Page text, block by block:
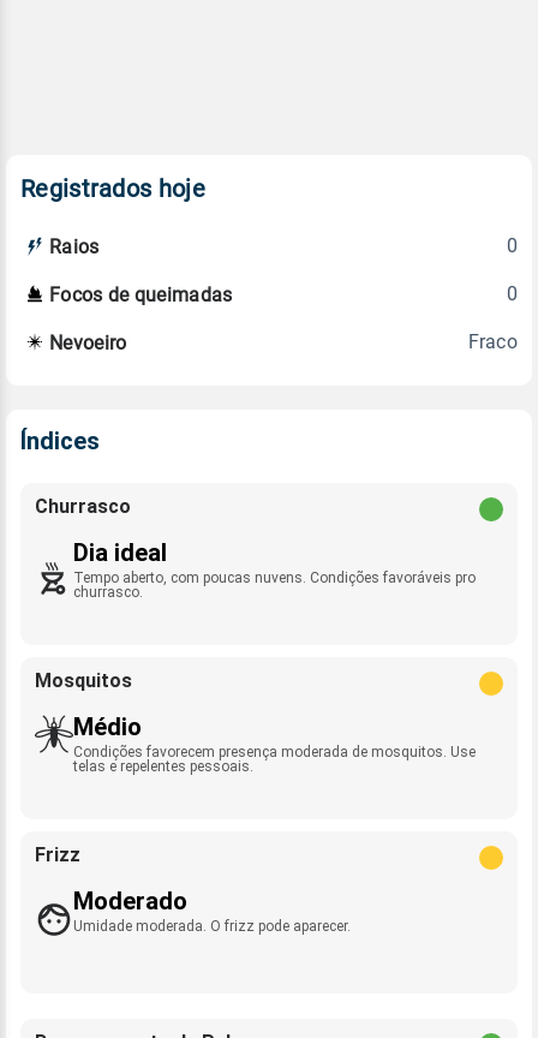
Registrados hoje
Raios 0
Focos de queimadas 0
Nevoeiro Fraco
Índices
Churrasco
Dia ideal
Tempo aberto, com poucas nuvens. Condições favoráveis pro
churrasco.
Mosquitos
Médio
Condições favorecem presença moderada de mosquitos. Use
telas e repelentes pessoais.
Frizz
Moderado
Umidade moderada. O frizz pode aparecer.